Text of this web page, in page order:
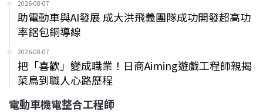
2026-08-07
助電動車與AI發展 成大洪飛義團隊成功開發超高功
率鋁包銅導線
2026-08-07
把「喜歡」變成職業！日商Aiming遊戲工程師親揭
菜鳥到職人心路歷程
電動車機電整合工程師